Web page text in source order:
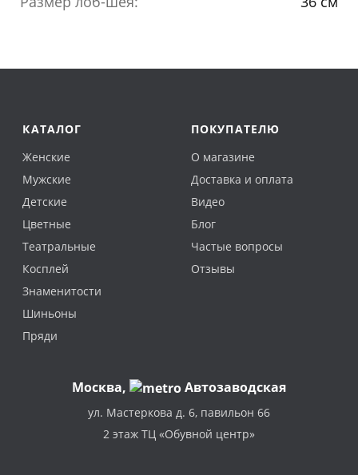
КАТАЛОГ
Женские
Мужские
Детские
Цветные
Театральные
Косплей
Знаменитости
Шиньоны
Пряди
ПОКУПАТЕЛЮ
О магазине
Доставка и оплата
Видео
Блог
Частые вопросы
Отзывы
Москва, Автозаводская
ул. Мастеркова д. 6, павильон 66
2 этаж ТЦ «Обувной центр»